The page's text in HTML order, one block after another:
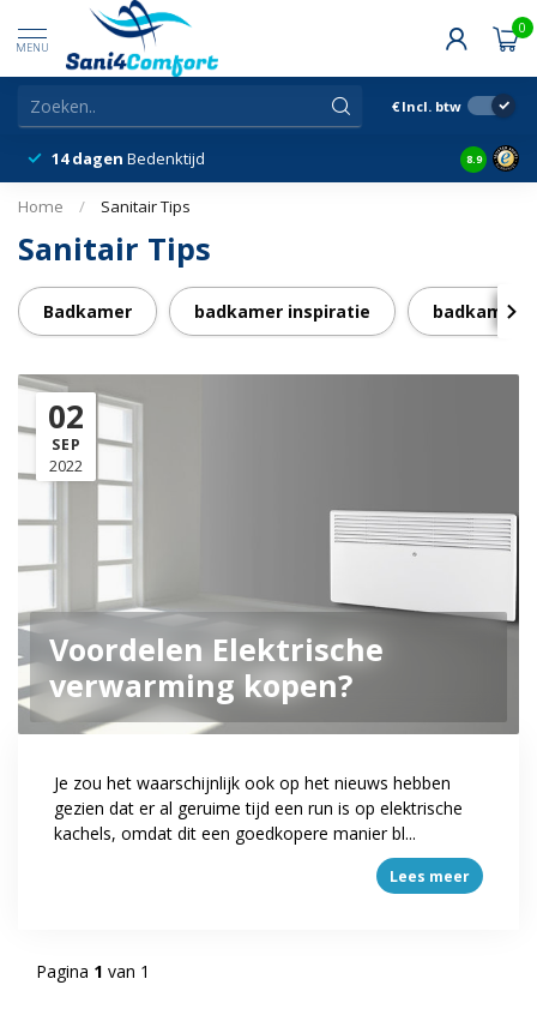
MENU
0
€ Incl. btw
14 dagen Bedenktijd Snelle
8.9
Home / Sanitair Tips
Sanitair Tips
Badkamer badkamer inspiratie badkamer
02
SEP
2022
Voordelen Elektrische
verwarming kopen?
Je zou het waarschijnlijk ook op het nieuws hebben
gezien dat er al geruime tijd een run is op elektrische
kachels, omdat dit een goedkopere manier bl...
Lees meer
Pagina 1 van 1